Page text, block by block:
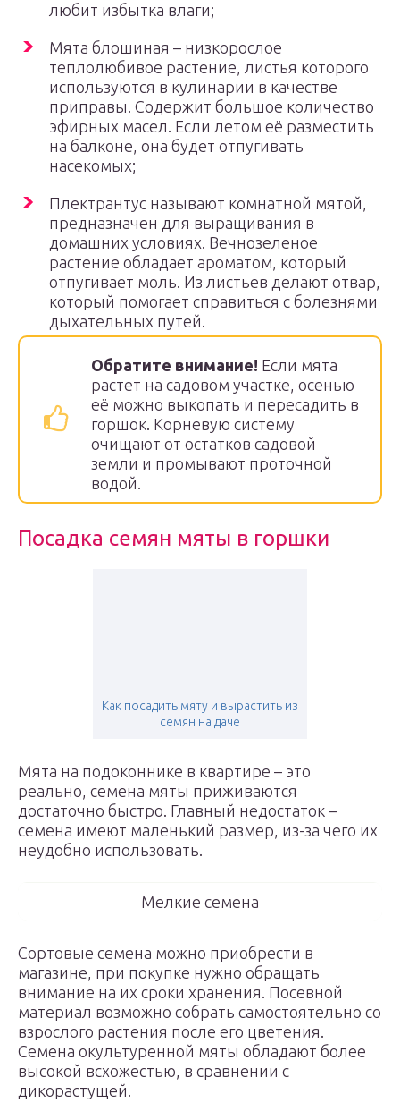
любит избытка влаги;
Мята блошиная – низкорослое
теплолюбивое растение, листья которого
используются в кулинарии в качестве
приправы. Содержит большое количество
эфирных масел. Если летом её разместить
на балконе, она будет отпугивать
насекомых;
Плектрантус называют комнатной мятой,
предназначен для выращивания в
домашних условиях. Вечнозеленое
растение обладает ароматом, который
отпугивает моль. Из листьев делают отвар,
который помогает справиться с болезнями
дыхательных путей.
Обратите внимание! Если мята
растет на садовом участке, осенью
её можно выкопать и пересадить в
горшок. Корневую систему
очищают от остатков садовой
земли и промывают проточной
водой.
Посадка семян мяты в горшки
Как посадить мяту и вырастить из
семян на даче
Мята на подоконнике в квартире – это
реально, семена мяты приживаются
достаточно быстро. Главный недостаток –
семена имеют маленький размер, из-за чего их
неудобно использовать.
Мелкие семена
Сортовые семена можно приобрести в
магазине, при покупке нужно обращать
внимание на их сроки хранения. Посевной
материал возможно собрать самостоятельно со
взрослого растения после его цветения.
Семена окультуренной мяты обладают более
высокой всхожестью, в сравнении с
дикорастущей.